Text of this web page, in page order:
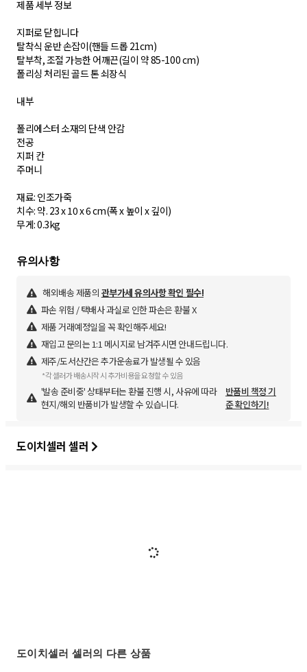
제품 세부 정보
지퍼로 닫힙니다
탈착식 운반 손잡이(핸들 드롭 21cm)
탈부착, 조절 가능한 어깨끈(길이 약 85-100 cm)
폴리싱 처리된 골드 톤 쇠장식
내부
폴리에스터 소재의 단색 안감
전공
지퍼 칸
주머니
재료: 인조가죽
치수: 약. 23 x 10 x 6 cm(폭 x 높이 x 깊이)
무게: 0.3kg
유의사항
해외배송 제품의 관부가세 유의사항 확인 필수!
파손 위험 / 택배사 과실로 인한 파손은 환불 X
제품 거래예정일을 꼭 확인해주세요!
재입고 문의는 1:1 메시지로 남겨주시면 안내드립니다.
제주/도서산간은 추가운송료가 발생될 수 있음
*각 셀러가 배송시작 시 추가비용을 요청할 수 있음
'발송 준비중' 상태부터는 환불 진행 시, 사유에 따라
현지/해외 반품비가 발생할 수 있습니다.
반품비 책정 기
준 확인하기!
도이치셀러 셀러
도이치셀러 셀러의 다른 상품